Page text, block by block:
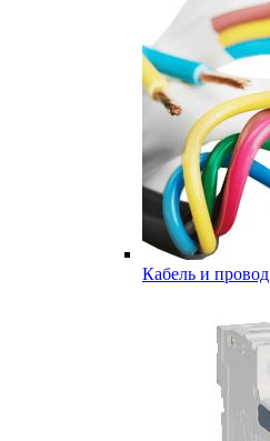
Кабель и провод